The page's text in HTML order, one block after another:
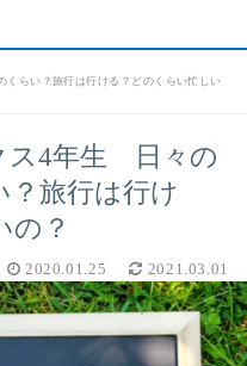
らい？旅行は行ける？どのくらい忙しい
ス4年生 日々の
旅行は行け
の？
2020.01.25 2021.03.01